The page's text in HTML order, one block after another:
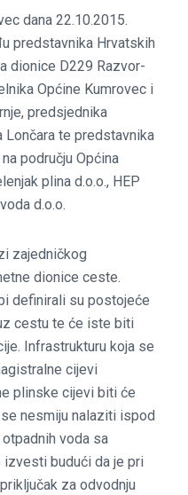
dana 22.10.2015.
predstavnika Hrvatskih
dionice D229 Razvor-
Općine Kumrovec i
predsjednika
Lončara te predstavnika
području Općina
plina d.o.o., HEP
d.o.o.
zajedničkog
dionice ceste.
definirali su postojeće
cestu te će iste biti
Infrastrukturu koja se
cijevi
plinske cijevi biti će
nesmiju nalaziti ispod
voda sa
budući da je pri
za odvodnju